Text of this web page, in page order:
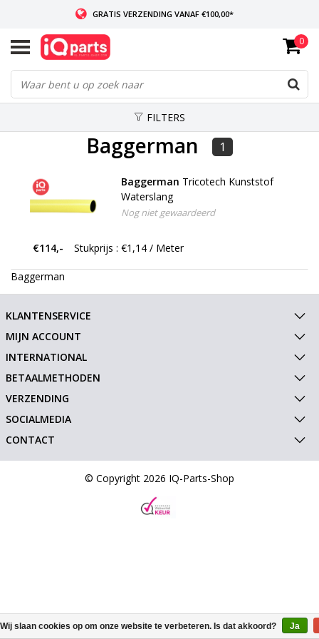
GRATIS VERZENDING VANAF €100,00*
INDIEN VOORRADIG: VOOR 14:00 BESTELD, ZELFDE DAG VERZONDEN
WERELDWIJDE LEVERING
0
FILTERS
Baggerman 1
Baggerman Tricotech Kunststof
Waterslang
Nog niet gewaardeerd
€114,- Stukprijs : €1,14 / Meter
Baggerman
KLANTENSERVICE
MIJN ACCOUNT
INTERNATIONAL
BETAALMETHODEN
VERZENDING
SOCIALMEDIA
CONTACT
© Copyright 2026 IQ-Parts-Shop
Wij slaan cookies op om onze website te verbeteren. Is dat akkoord? Ja